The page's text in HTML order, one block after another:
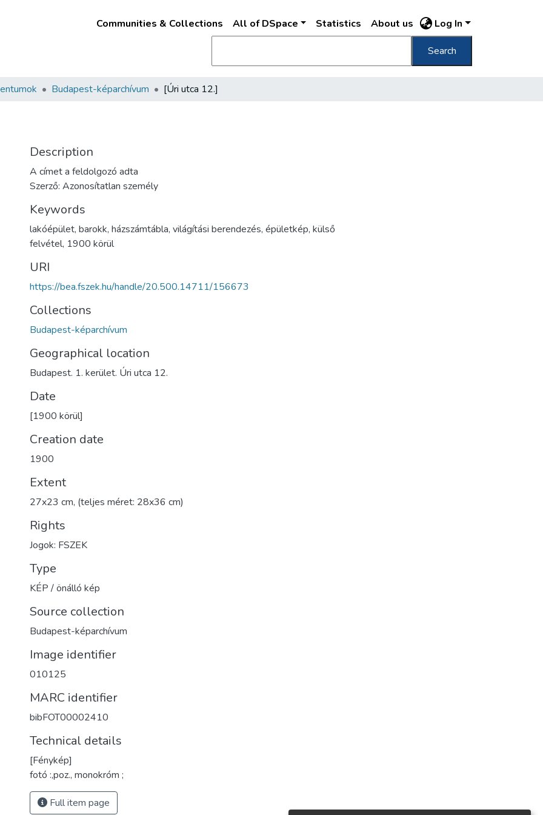
Communities & Collections All of DSpace Statistics About us Log In
Search
Budapest-képarchívum [Úri utca 12.]
Description
A címet a feldolgozó adta
Szerző: Azonosítatlan személy
Keywords
lakóépület, barokk, házszámtábla, világítási berendezés, épületkép, külső
felvétel, 1900 körül
URI
https://bea.fszek.hu/handle/20.500.14711/156673
Collections
Budapest-képarchívum
Geographical location
Budapest. 1. kerület. Úri utca 12.
Date
[1900 körül]
Creation date
1900
Extent
27x23 cm, (teljes méret: 28x36 cm)
Rights
Jogok: FSZEK
Type
KÉP / önálló kép
Source collection
Budapest-képarchívum
Image identifier
010125
MARC identifier
bibFOT00002410
Technical details
[Fénykép]
fotó :,poz., monokróm ;
Full item page